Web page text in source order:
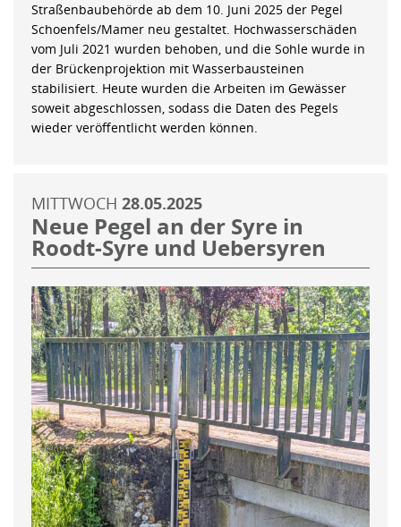
Straßenbaubehörde ab dem 10. Juni 2025 der Pegel
Schoenfels/Mamer neu gestaltet. Hochwasserschäden
vom Juli 2021 wurden behoben, und die Sohle wurde in
der Brückenprojektion mit Wasserbausteinen
stabilisiert. Heute wurden die Arbeiten im Gewässer
soweit abgeschlossen, sodass die Daten des Pegels
wieder veröffentlicht werden können.
MITTWOCH 28.05.2025
Neue Pegel an der Syre in
Roodt-Syre und Uebersyren